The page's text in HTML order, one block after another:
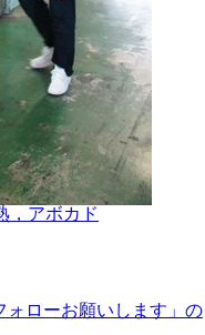
，アボカド